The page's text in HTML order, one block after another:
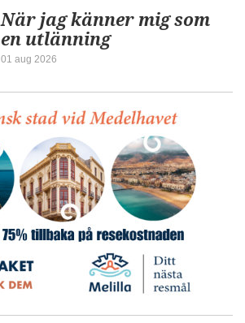
När jag känner mig som
en utlänning
01 aug 2026